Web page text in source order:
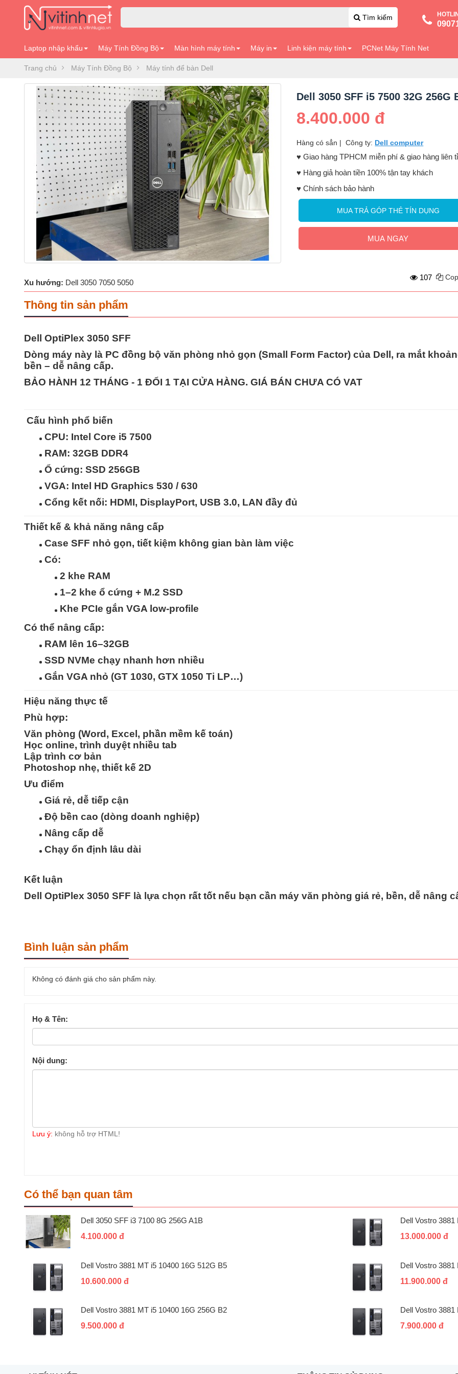
Tìm kiếm
Laptop nhập khẩu Máy Tính Đồng Bộ Màn hình máy tính Máy in Linh kiện máy tính PCNet Máy Tính Net
Trang chủ Máy Tính Đồng Bộ Máy tính để bàn Dell
Dell 3050 SFF i5 7500 32G 256G
8.400.000 đ
Hàng có sẳn |Công ty: Dell computer
♥️ Giao hàng TPHCM miễn phí & giao hàng liên
♥️ Hàng giả hoàn tiền 100% tận tay khách
♥️ Chính sách bảo hành
MUA TRẢ GÓP THẺ TÍN DỤNG
MUA NGAY
Xu hướng: Dell 3050 7050 5050
107
Thông tin sản phẩm
Dell OptiPlex 3050 SFF
Dòng máy này là PC đồng bộ văn phòng nhỏ gọn (Small Form Factor) của Dell, ra mắt
bền – dễ nâng cấp.
BẢO HÀNH 12 THÁNG - 1 ĐỔI 1 TẠI CỬA HÀNG. GIÁ BÁN CHƯA CÓ VAT
Cấu hình phổ biến
CPU: Intel Core i5 7500
RAM: 32GB DDR4
Ổ cứng: SSD 256GB
VGA: Intel HD Graphics 530 / 630
Cổng kết nối: HDMI, DisplayPort, USB 3.0, LAN đầy đủ
Thiết kế & khả năng nâng cấp
Case SFF nhỏ gọn, tiết kiệm không gian bàn làm việc
Có:
2 khe RAM
1–2 khe ổ cứng + M.2 SSD
Khe PCIe gắn VGA low-profile
Có thể nâng cấp:
RAM lên 16–32GB
SSD NVMe chạy nhanh hơn nhiều
Gắn VGA nhỏ (GT 1030, GTX 1050 Ti LP…)
Hiệu năng thực tế
Phù hợp:
Văn phòng (Word, Excel, phần mềm kế toán)
Học online, trình duyệt nhiều tab
Lập trình cơ bản
Photoshop nhẹ, thiết kế 2D
Ưu điểm
Giá rẻ, dễ tiếp cận
Độ bền cao (dòng doanh nghiệp)
Nâng cấp dễ
Chạy ổn định lâu dài
Kết luận
Dell OptiPlex 3050 SFF là lựa chọn rất tốt nếu bạn cần máy văn phòng giá rẻ, bền, dễ nâng
Bình luận sản phẩm
Không có đánh giá cho sản phẩm này.
Họ & Tên:
Nội dung:
Lưu ý: không hỗ trợ HTML!
Có thể bạn quan tâm
Dell 3050 SFF i3 7100 8G 256G A1B
4.100.000 đ
Dell Vostro
13.000.000 đ
Dell Vostro 3881 MT i5 10400 16G 512G B5
10.600.000 đ
Dell Vostro
11.900.000 đ
Dell Vostro 3881 MT i5 10400 16G 256G B2
9.500.000 đ
Dell Vostro
7.900.000 đ